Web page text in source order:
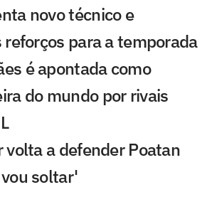
novo técnico e
para a temporada
é apontada como
do mundo por rivais
volta a defender Poatan
soltar'